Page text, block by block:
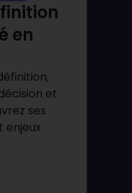
en
et
ses
enjeux